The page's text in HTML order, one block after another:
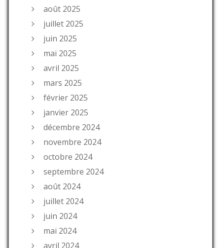
août 2025
juillet 2025
juin 2025
mai 2025
avril 2025
mars 2025
février 2025
janvier 2025
décembre 2024
novembre 2024
octobre 2024
septembre 2024
août 2024
juillet 2024
juin 2024
mai 2024
avril 2024